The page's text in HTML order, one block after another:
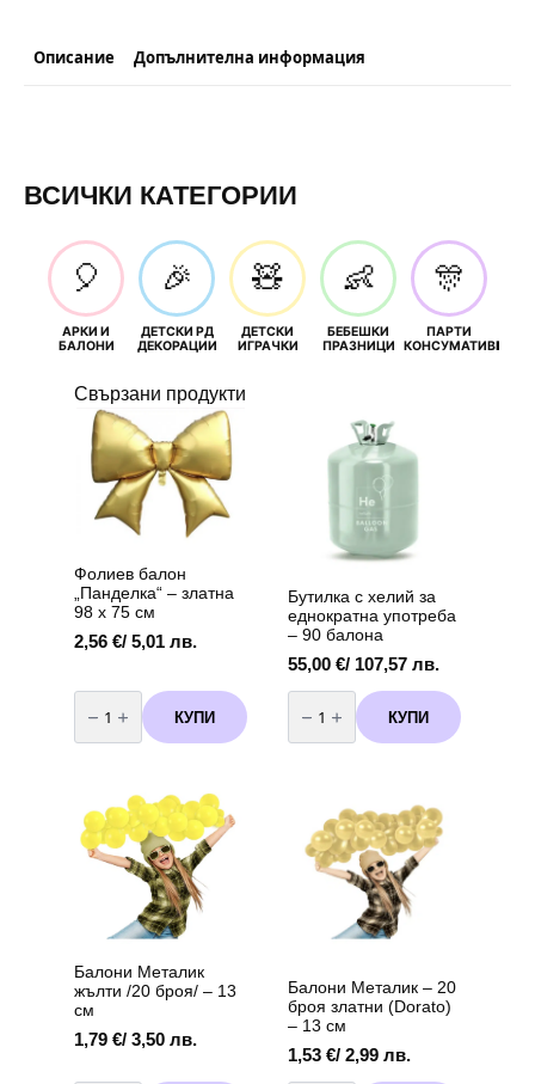
Описание Допълнителна информация
ВСИЧКИ КАТЕГОРИИ
🎈
АРКИ И
БАЛОНИ
🎉
ДЕТСКИ РД
ДЕКОРАЦИИ
🧸
ДЕТСКИ
ИГРАЧКИ
👶
БЕБЕШКИ
ПРАЗНИЦИ
🎊
ПАРТИ
КОНСУМАТИВИ
Свързани продукти
Фолиев балон
„Панделка“ – златна
98 х 75 см
2,56 €/ 5,01 лв.
количество
за
Фолиев
балон
75
см
КУПИ
Бутилка с хелий за
еднократна употреба
– 90 балона
55,00 €/ 107,57 лв.
количество
за
Бутилка
с
употреба
балона
КУПИ
Балони Металик
жълти /20 броя/ – 13
см
1,79 €/ 3,50 лв.
Балони Металик – 20
броя златни (Dorato)
– 13 см
1,53 €/ 2,99 лв.